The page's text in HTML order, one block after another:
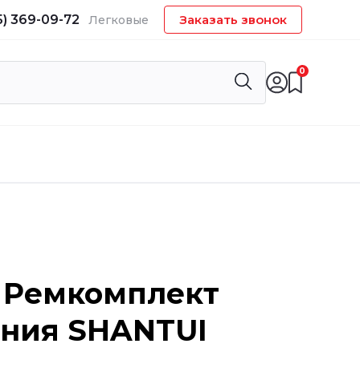
369-09-72 Легковые Заказать звонок
0
Ремкомплект
SHANTUI